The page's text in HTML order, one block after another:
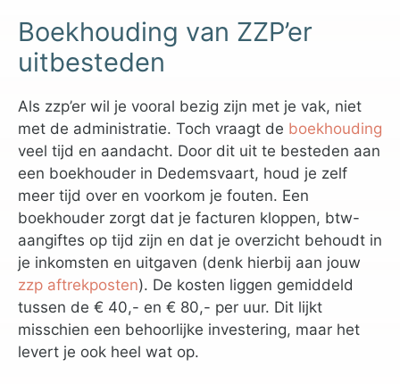
Boekhouding van ZZP’er
uitbesteden
Als zzp’er wil je vooral bezig zijn met je vak, niet
met de administratie. Toch vraagt de boekhouding
veel tijd en aandacht. Door dit uit te besteden aan
een boekhouder in Dedemsvaart, houd je zelf
meer tijd over en voorkom je fouten. Een
boekhouder zorgt dat je facturen kloppen, btw-
aangiftes op tijd zijn en dat je overzicht behoudt in
je inkomsten en uitgaven (denk hierbij aan jouw
zzp aftrekposten). De kosten liggen gemiddeld
tussen de € 40,- en € 80,- per uur. Dit lijkt
misschien een behoorlijke investering, maar het
levert je ook heel wat op.